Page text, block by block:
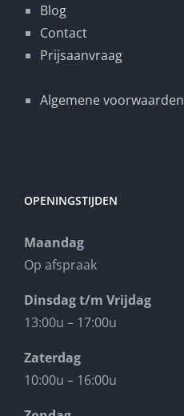
Blog
Contact
Prijsaanvraag
Algemene voorwaarden
OPENINGSTIJDEN
Maandag
Op afspraak
Dinsdag t/m Vrijdag
13:00u – 17:00u
Zaterdag
10:00u – 16:00u